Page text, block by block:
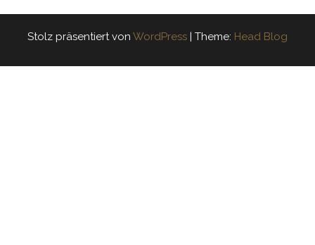
Stolz präsentiert von WordPress | Theme: Head Blog